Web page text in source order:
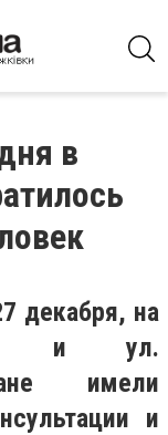
в
декабря, на
и ул.
имели
и